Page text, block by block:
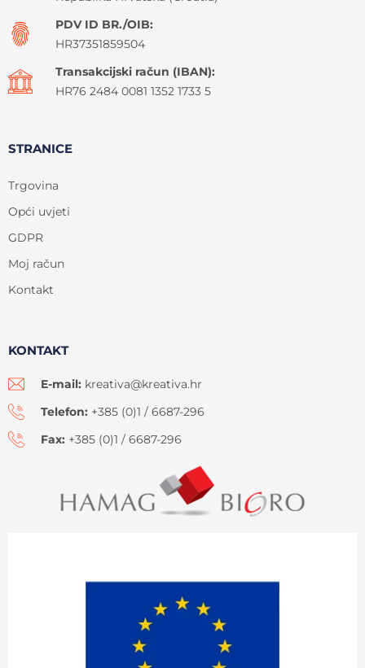
PDV ID BR./OIB:
HR37351859504
Transakcijski račun (IBAN):
HR76 2484 0081 1352 1733 5
STRANICE
Trgovina
Opći uvjeti
GDPR
Moj račun
Kontakt
KONTAKT
E-mail: kreativa@kreativa.hr
Telefon: +385 (0)1 / 6687-296
Fax: +385 (0)1 / 6687-296